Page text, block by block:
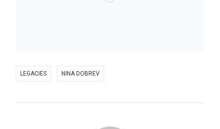
LEGACIES NINA DOBREV